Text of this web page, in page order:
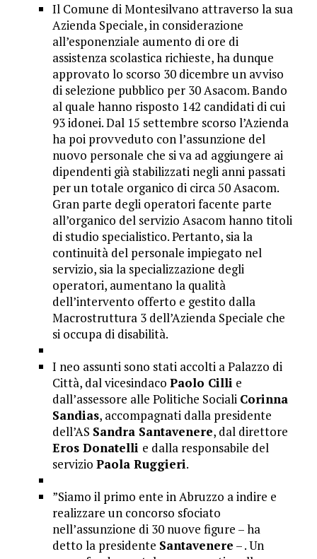
Il Comune di Montesilvano attraverso la sua
Azienda Speciale, in considerazione
all’esponenziale aumento di ore di
assistenza scolastica richieste, ha dunque
approvato lo scorso 30 dicembre un avviso
di selezione pubblico per 30 Asacom. Bando
al quale hanno risposto 142 candidati di cui
93 idonei. Dal 15 settembre scorso l’Azienda
ha poi provveduto con l’assunzione del
nuovo personale che si va ad aggiungere ai
dipendenti già stabilizzati negli anni passati
per un totale organico di circa 50 Asacom.
Gran parte degli operatori facente parte
all’organico del servizio Asacom hanno titoli
di studio specialistico. Pertanto, sia la
continuità del personale impiegato nel
servizio, sia la specializzazione degli
operatori, aumentano la qualità
dell’intervento offerto e gestito dalla
Macrostruttura 3 dell’Azienda Speciale che
si occupa di disabilità.
I neo assunti sono stati accolti a Palazzo di
Città, dal vicesindaco Paolo Cilli e
dall’assessore alle Politiche Sociali Corinna
Sandias, accompagnati dalla presidente
dell’AS Sandra Santavenere, dal direttore
Eros Donatelli e dalla responsabile del
servizio Paola Ruggieri.
”Siamo il primo ente in Abruzzo a indire e
realizzare un concorso sfociato
nell’assunzione di 30 nuove figure – ha
detto la presidente Santavenere – . Un